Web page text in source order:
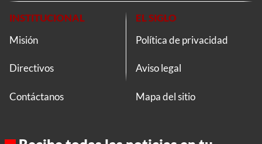
INSTITUCIONAL
Misión
Directivos
Contáctanos
EL SIGLO
Política de privacidad
Aviso legal
Mapa del sitio